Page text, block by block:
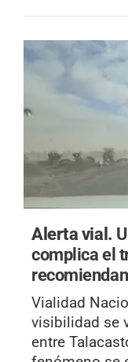
Alerta vial.
complica el
Vialidad
visibilidad se
entre